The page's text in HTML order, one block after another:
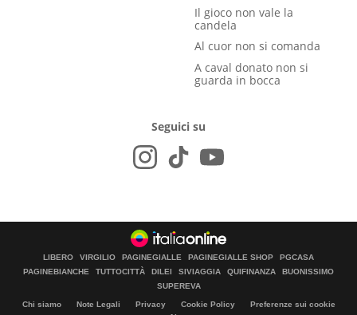
Il gioco non vale la
candela
Al cuor non si comanda
A caval donato non si
guarda in bocca
Seguici su
LIBERO VIRGILIO PAGINEGIALLE PAGINEGIALLE SHOP
PGCASA
PAGINEBIANCHE
TUTTOCITTÀ DILEI SIVIAGGIA QUIFINANZA
BUONISSIMO
SUPEREVA
Chi siamo Note Legali Privacy Cookie Policy
Preferenze sui cookie